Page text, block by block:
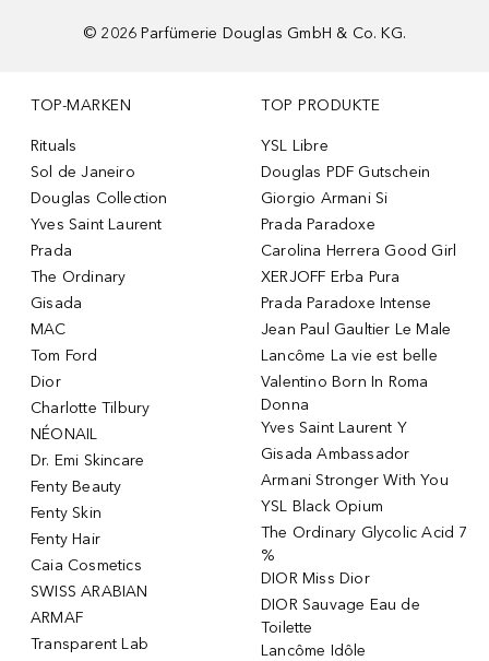
© 2026 Parfümerie Douglas GmbH & Co. KG.
TOP-MARKEN
Rituals
Sol de Janeiro
Douglas Collection
Yves Saint Laurent
Prada
The Ordinary
Gisada
MAC
Tom Ford
Dior
Charlotte Tilbury
NÉONAIL
Dr. Emi Skincare
Fenty Beauty
Fenty Skin
Fenty Hair
Caia Cosmetics
SWISS ARABIAN
ARMAF
Transparent Lab
TOP PRODUKTE
YSL Libre
Douglas PDF Gutschein
Giorgio Armani Si
Prada Paradoxe
Carolina Herrera Good Girl
XERJOFF Erba Pura
Prada Paradoxe Intense
Jean Paul Gaultier Le Male
Lancôme La vie est belle
Valentino Born In Roma
Donna
Yves Saint Laurent Y
Gisada Ambassador
Armani Stronger With You
YSL Black Opium
The Ordinary Glycolic Acid 7
%
DIOR Miss Dior
DIOR Sauvage Eau de
Toilette
Lancôme Idôle